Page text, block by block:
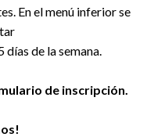
En el menú inferior se
días de la semana.
de inscripción.